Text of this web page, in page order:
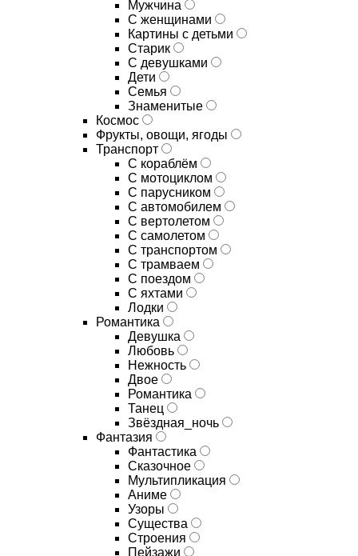
Мужчина
С женщинами
Картины с детьми
Старик
С девушками
Дети
Семья
Знаменитые
Космос
Фрукты, овощи, ягоды
Транспорт
С кораблём
С мотоциклом
С парусником
С автомобилем
С вертолетом
С самолетом
С транспортом
С трамваем
С поездом
С яхтами
Лодки
Романтика
Девушка
Любовь
Нежность
Двое
Романтика
Танец
Звёздная_ночь
Фантазия
Фантастика
Сказочное
Мультипликация
Аниме
Узоры
Существа
Строения
Пейзажи